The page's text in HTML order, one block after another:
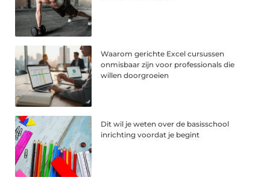
Waarom gerichte Excel cursussen
onmisbaar zijn voor professionals die
willen doorgroeien
Dit wil je weten over de basisschool
inrichting voordat je begint